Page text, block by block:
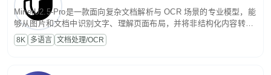
MinerU2.5-Pro是一款面向复杂文档解析与 OCR 场景的专业模型，能
够从图片和文档中识别文字、理解页面布局，并将非结构化内容转换
为便于存储、检索和二次处理的结构化结果。
8K 多语言 文档处理/OCR